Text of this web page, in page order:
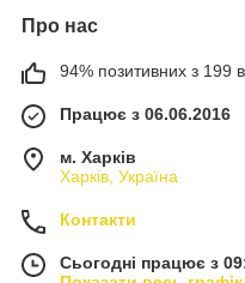
Про нас
94% позитивних з 199
Працює з 06.06.2016
м. Харків
Харків, Україна
Контакти
Сьогодні працює з